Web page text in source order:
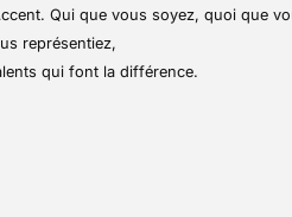
ne sont pas
propre moyen de
Qui que vous soyez, quoi que
représentiez,
qui font la différence.